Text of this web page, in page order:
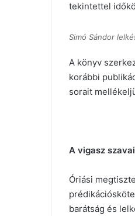
tekintettel
Simó Sándor
A könyv
korábbi
sorait
A vigasz szavai
Óriási
barátság és